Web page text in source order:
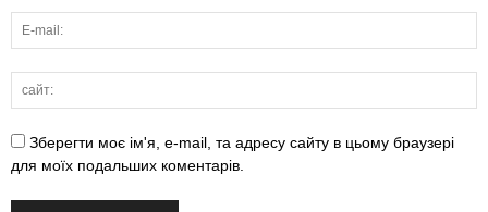
Зберегти моє ім'я, e-mail, та адресу сайту в цьому браузері
для моїх подальших коментарів.